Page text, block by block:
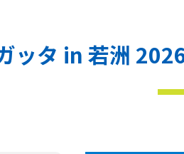
ッタ in 若洲